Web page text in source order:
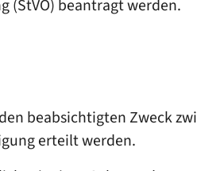
(StVO) beantragt werden.
beabsichtigten Zweck
erteilt werden.